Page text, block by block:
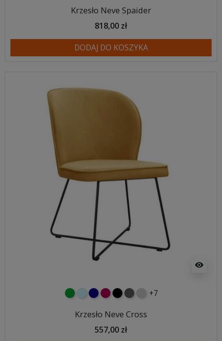
Krzesło Neve Spaider
818,00 zł
DODAJ DO KOSZYKA
visibility
zielonybłękitnygranatowy
malinowy
czarnyciemno szary
jasnoszary
+7
Krzesło Neve Cross
557,00 zł